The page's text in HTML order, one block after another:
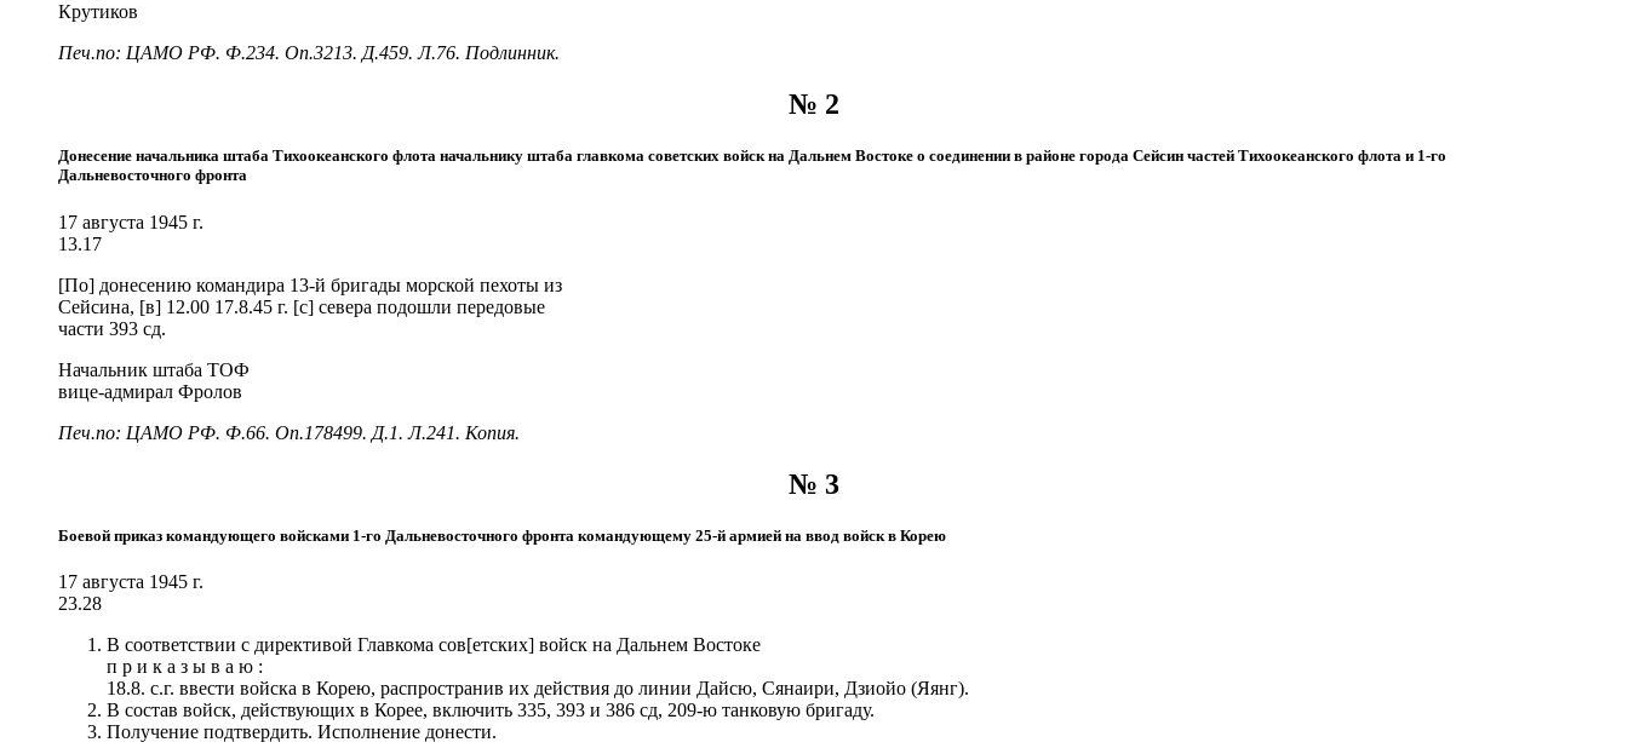
Крутиков
Печ.по: ЦАМО РФ. Ф.234. Оп.3213. Д.459. Л.76. Подлинник.
№ 2
Донесение начальника штаба Тихоокеанского флота начальнику штаба главкома советских войск на Дальнем Востоке о соединении в районе города Сейсин частей Тихоокеанского флота и 1-го
Дальневосточного фронта
17 августа 1945 г.
13.17
[По] донесению командира 13-й бригады морской пехоты из
Сейсина, [в] 12.00 17.8.45 г. [с] севера подошли передовые
части 393 сд.
Начальник штаба ТОФ
вице-адмирал Фролов
Печ.по: ЦАМО РФ. Ф.66. Оп.178499. Д.1. Л.241. Копия.
№ 3
Боевой приказ командующего войсками 1-го Дальневосточного фронта командующему 25-й армией на ввод войск в Корею
17 августа 1945 г.
23.28
В соответствии с директивой Главкома сов[етских] войск на Дальнем Востоке
п р и к а з ы в а ю :
18.8. с.г. ввести войска в Корею, распространив их действия до линии Дайсю, Сянаири, Дзиойо (Яянг).
В состав войск, действующих в Корее, включить 335, 393 и 386 сд, 209-ю танковую бригаду.
Получение подтвердить. Исполнение донести.